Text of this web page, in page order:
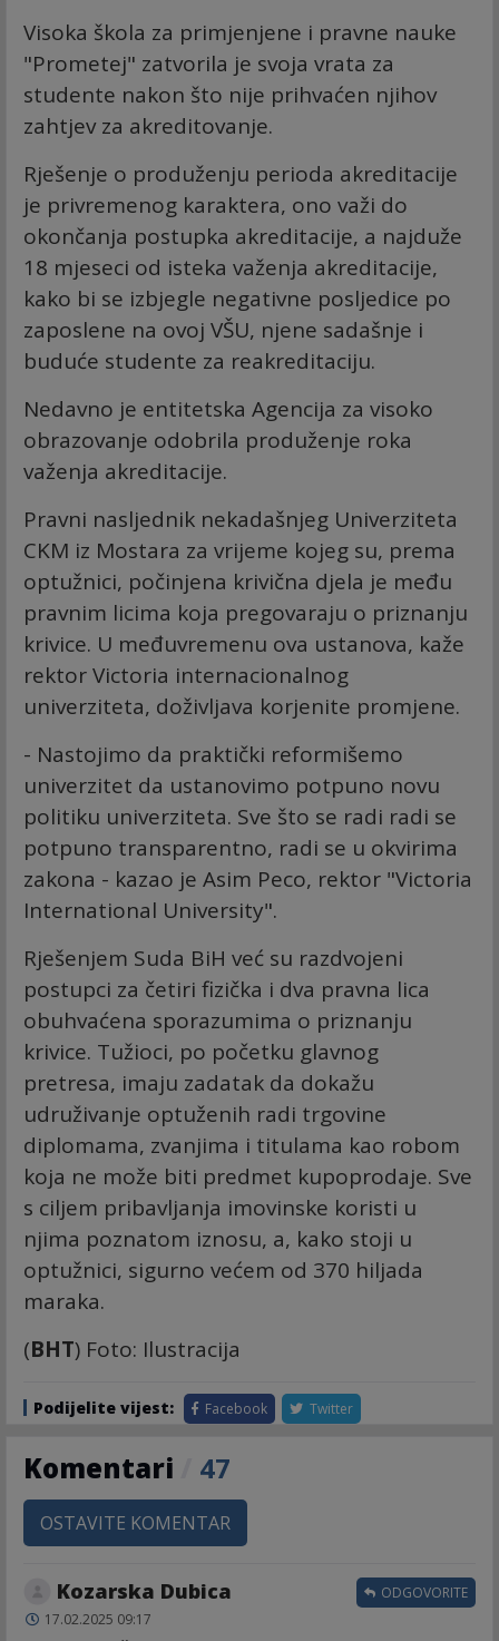
Visoka škola za primjenjene i pravne nauke
"Prometej" zatvorila je svoja vrata za
studente nakon što nije prihvaćen njihov
zahtjev za akreditovanje.
Rješenje o produženju perioda akreditacije
je privremenog karaktera, ono važi do
okončanja postupka akreditacije, a najduže
18 mjeseci od isteka važenja akreditacije,
kako bi se izbjegle negativne posljedice po
zaposlene na ovoj VŠU, njene sadašnje i
buduće studente za reakreditaciju.
Nedavno je entitetska Agencija za visoko
obrazovanje odobrila produženje roka
važenja akreditacije.
Pravni nasljednik nekadašnjeg Univerziteta
CKM iz Mostara za vrijeme kojeg su, prema
optužnici, počinjena krivična djela je među
pravnim licima koja pregovaraju o priznanju
krivice. U međuvremenu ova ustanova, kaže
rektor Victoria internacionalnog
univerziteta, doživljava korjenite promjene.
- Nastojimo da praktički reformišemo
univerzitet da ustanovimo potpuno novu
politiku univerziteta. Sve što se radi radi se
potpuno transparentno, radi se u okvirima
zakona - kazao je Asim Peco, rektor "Victoria
International University".
Rješenjem Suda BiH već su razdvojeni
postupci za četiri fizička i dva pravna lica
obuhvaćena sporazumima o priznanju
krivice. Tužioci, po početku glavnog
pretresa, imaju zadatak da dokažu
udruživanje optuženih radi trgovine
diplomama, zvanjima i titulama kao robom
koja ne može biti predmet kupoprodaje. Sve
s ciljem pribavljanja imovinske koristi u
njima poznatom iznosu, a, kako stoji u
optužnici, sigurno većem od 370 hiljada
maraka.
(BHT) Foto: Ilustracija
Podijelite vijest: Facebook Twitter
Komentari 47
OSTAVITE KOMENTAR
Kozarska Dubica
17.02.2025 09:17
ODGOVORITE